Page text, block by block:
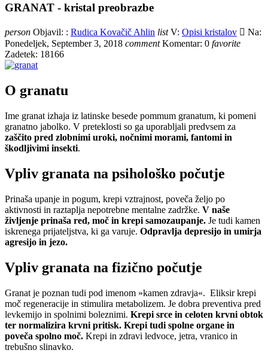
GRANAT - kristal preobrazbe
person Objavil: : Rudica Kovačič Ahlin list V: Opisi kristalov  Na:
Ponedeljek, September3, 2018 comment Komentar: 0 favorite
Zadetek: 18166
O granatu
Ime granat izhaja iz latinske besede pommum granatum, ki pomeni
granatno jabolko. V preteklosti so ga uporabljali predvsem za
zaščito pred zlobnimi uroki, nočnimi morami, fantomi in
škodljivimi insekti.
Vpliv granata na psihološko počutje
Prinaša upanje in pogum, krepi vztrajnost, poveča željo po
aktivnosti in raztaplja nepotrebne mentalne zadržke. V naše
življenje prinaša red, moč in krepi samozaupanje. Je tudi kamen
iskrenega prijateljstva, ki ga varuje. Odpravlja depresijo in umirja
agresijo in jezo.
Vpliv granata na fizično počutje
Granat je poznan tudi pod imenom »kamen zdravja«. Eliksir krepi
moč regeneracije in stimulira metabolizem. Je dobra preventiva pred
levkemijo in spolnimi boleznimi. Krepi srce in celoten krvni obtok
ter normalizira krvni pritisk. Krepi tudi spolne organe in
poveča spolno moč. Krepi in zdravi ledvoce, jetra, vranico in
trebušno slinavko.